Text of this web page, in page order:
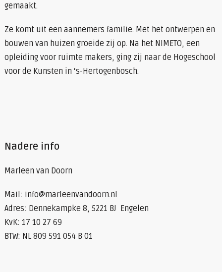
gemaakt.
Ze komt uit een aannemers familie. Met het ontwerpen en
bouwen van huizen groeide zij op. Na het NIMETO, een
opleiding voor ruimte makers, ging zij naar de Hogeschool
voor de Kunsten in ‘s-Hertogenbosch.
Nadere info
Marleen van Doorn
Mail: info@marleenvandoorn.nl
Adres: Dennekampke 8, 5221 BJ Engelen
KvK: 17 10 27 69
BTW: NL 809 591 054 B 01